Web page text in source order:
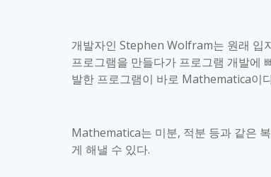
개발자인 Stephen Wolfram는 원래 입
프로그램을 만들다가 프로그램 개발에
발한 프로그램이 바로 Mathematica이
Mathematica는 미분, 적분 등과 같은
게 해낼 수 있다.